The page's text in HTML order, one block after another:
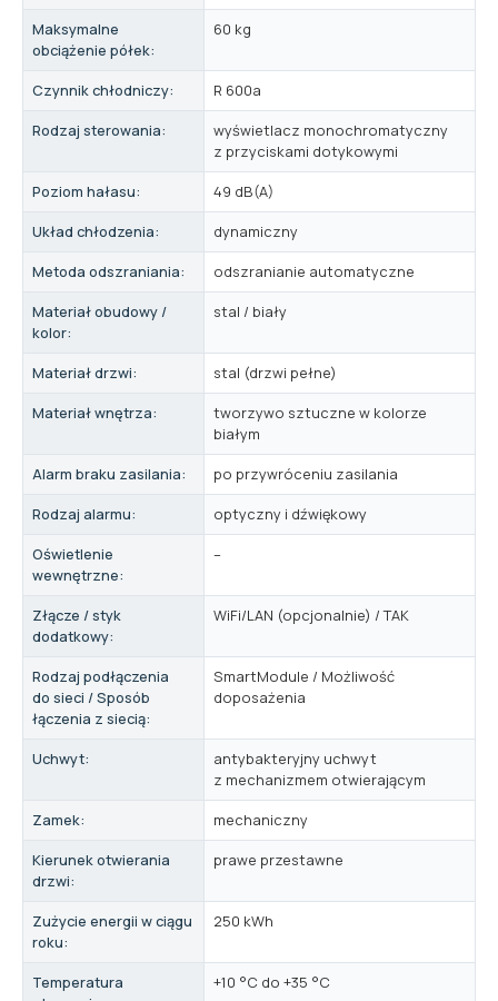
Maksymalne
obciążenie półek:
60 kg
Czynnik chłodniczy:
R 600a
Rodzaj sterowania:
wyświetlacz monochromatyczny
z przyciskami dotykowymi
Poziom hałasu:
49 dB(A)
Układ chłodzenia:
dynamiczny
Metoda odszraniania:
odszranianie automatyczne
Materiał obudowy /
kolor:
stal / biały
Materiał drzwi:
stal (drzwi pełne)
Materiał wnętrza:
tworzywo sztuczne w kolorze
białym
Alarm braku zasilania:
po przywróceniu zasilania
Rodzaj alarmu:
optyczny i dźwiękowy
Oświetlenie
wewnętrzne:
–
Złącze / styk
dodatkowy:
WiFi/LAN (opcjonalnie) / TAK
Rodzaj podłączenia
do sieci / Sposób
łączenia z siecią:
SmartModule / Możliwość
doposażenia
Uchwyt:
antybakteryjny uchwyt
z mechanizmem otwierającym
Zamek:
mechaniczny
Kierunek otwierania
drzwi:
prawe przestawne
Zużycie energii w ciągu
roku:
250 kWh
Temperatura
+10 °C do +35 °C